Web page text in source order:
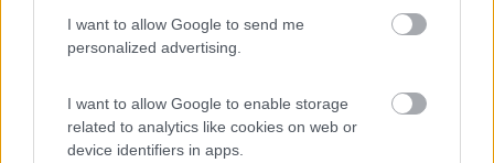
I want to allow Google to send me
personalized advertising.
I want to allow Google to enable storage
related to analytics like cookies on web or
device identifiers in apps.